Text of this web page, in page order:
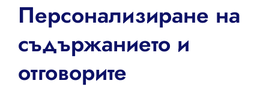
Персонализиране на
съдържанието и
отговорите